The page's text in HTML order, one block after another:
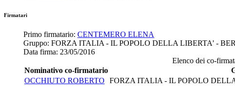
Firmatari
Primo firmatario: CENTEMERO ELENA
Gruppo: FORZA ITALIA - IL POPOLO DELLA LIBERTA' -
Data firma: 23/05/2016
Elenco dei co-
Nominativo co-firmatario
OCCHIUTO ROBERTO
FORZA ITALIA - IL POPOLO